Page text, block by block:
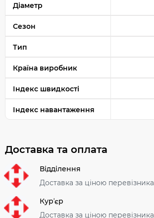
Діаметр
Сезон
Тип
Країна виробник
Індекс швидкості
Індекс навантаження
Доставка та оплата
Відділення
Доставка за ціною перевізника
Курʼєр
Доставка за ціною перевізника